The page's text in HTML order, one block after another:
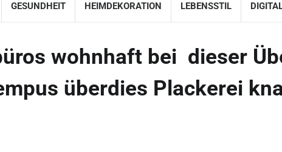
GESUNDHEIT HEIMDEKORATION LEBENSSTIL
wohnhaft bei dieser
überdies Plackerei